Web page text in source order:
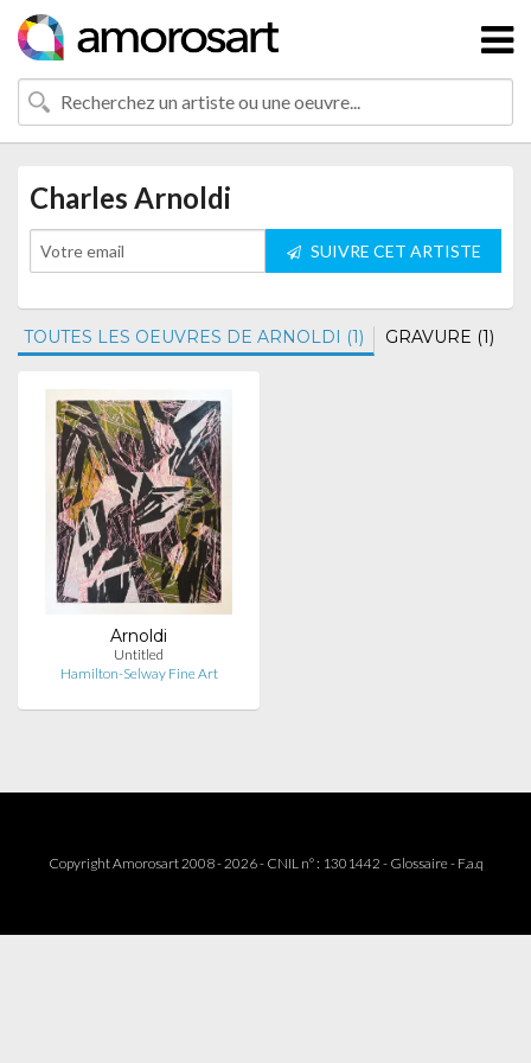
Charles Arnoldi
SUIVRE CET ARTISTE
TOUTES LES OEUVRES DE ARNOLDI (1) GRAVURE (1)
Arnoldi
Untitled
Hamilton-Selway Fine Art
Copyright Amorosart 2008 - 2026 - CNIL n° : 1301442 - Glossaire- F.a.q